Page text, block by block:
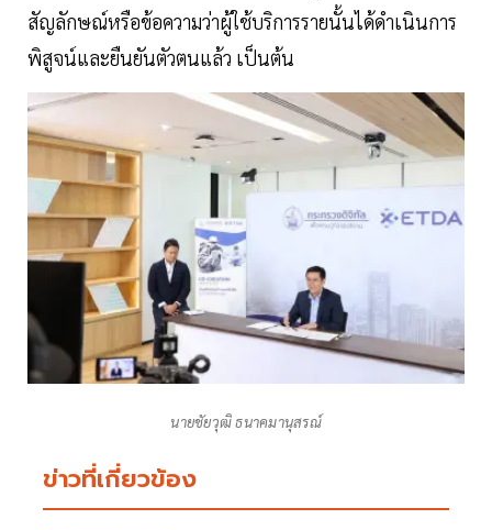
สัญลักษณ์หรือข้อความว่าผู้ใช้บริการรายนั้นได้ดำเนินการ
พิสูจน์และยืนยันตัวตนแล้ว เป็นต้น
นายชัยวุฒิ ธนาคมานุสรณ์
ข่าวที่เกี่ยวข้อง